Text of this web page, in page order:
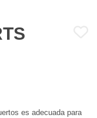
es adecuada para